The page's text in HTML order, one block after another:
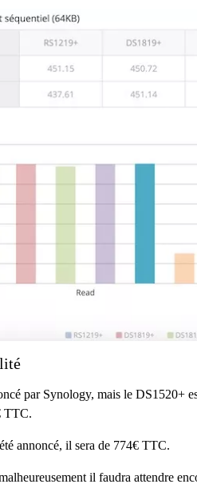
par Synology, mais le DS1520+
TTC.
annoncé, il sera de 774€ TTC.
il faudra attendre